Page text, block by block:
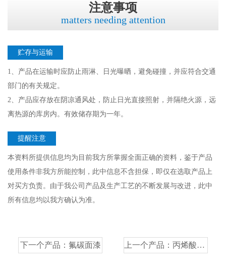
注意事项
matters needing attention
贮存与运输
1、产品在运输时应防止雨淋、日光曝晒，避免碰撞，并应符合交通
部门的有关规定。
2、产品应存放在阴凉通风处，防止日光直接照射，并隔绝火源，远
离热源的库房内。有效储存期为一年。
提醒注意
本资料所提供信息均为目前我方所掌握全面正确的资料，鉴于产品
使用条件非我方所能控制，此中信息不含担保，即仅在选取产品上
对买方负责。由于我公司产品及生产工艺的不断发展与改进，此中
所有信息均以我方确认为准。
下一个产品： 氟碳面漆 上一个产品： 丙烯酸地坪面漆